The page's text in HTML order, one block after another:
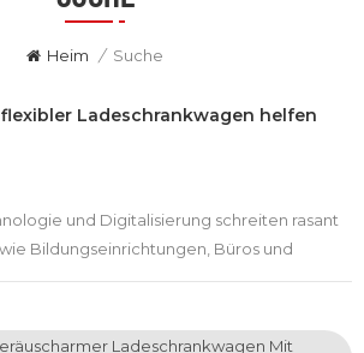
Heim / Suche
Ladeschrankwagen helfen
und Digitalisierung schreiten rasant
Bildungseinrichtungen, Büros und
zunehmend mobile Ladelösungen.
solchen Lösung? Ladeschrankwagen
Kapazität, Flexibilität und leisen Betrieb?
Ladeschrankwagen Mit